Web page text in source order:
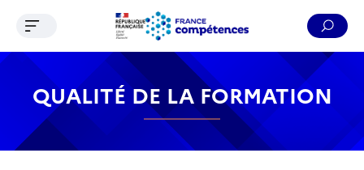
Contenu Recherche Menu Pied de page
Ouvrir le menu de navigation
QUALITÉ DE LA FORMATION